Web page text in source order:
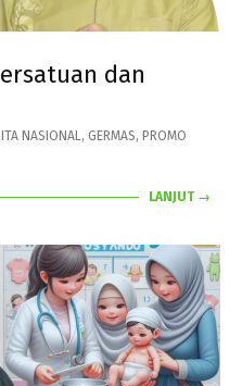
dan
NASIONAL, GERMAS, PROMO
LANJUT →